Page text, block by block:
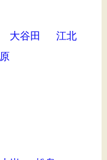
大谷田
江北